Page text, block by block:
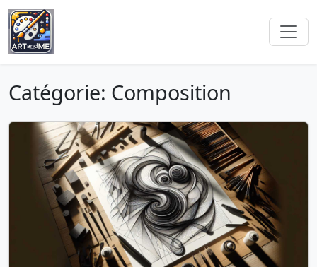
Catégorie: Composition